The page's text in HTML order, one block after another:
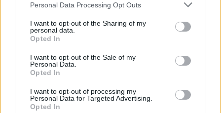
Personal Data Processing Opt Outs
I want to opt-out of the Sharing of my
personal data.
Opted In
I want to opt-out of the Sale of my
Personal Data.
Opted In
I want to opt-out of processing my
Personal Data for Targeted Advertising.
Opted In
Šie ženklai delne yra ne
pas visus: ką jie reiškia
Greitai atleidžia visas
atlaidžiausi žmonės?